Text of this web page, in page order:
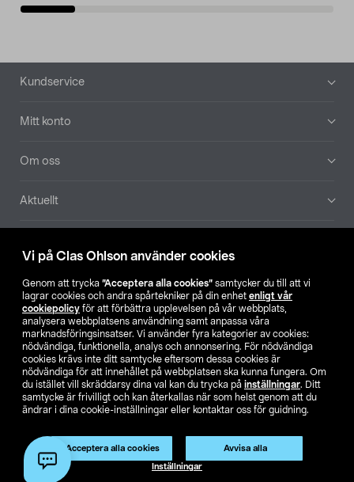
Vi på Clas Ohlson använder cookies
Genom att trycka ”Acceptera alla cookies” samtycker du till att vi
lagrar cookies och andra spårtekniker på din enhet enligt vår
cookiepolicy för att förbättra upplevelsen på vår webbplats,
analysera webbplatsens användning samt anpassa våra
marknadsföringsinsatser. Vi använder fyra kategorier av cookies:
nödvändiga, funktionella, analys och annonsering. För nödvändiga
cookies krävs inte ditt samtycke eftersom dessa cookies är
nödvändiga för att innehållet på webbplatsen ska kunna fungera. Om
du istället vill skräddarsy dina val kan du trycka på inställningar. Ditt
samtycke är frivilligt och kan återkallas när som helst genom att du
ändrar i dina cookie-inställningar eller kontaktar oss för guidning.
Acceptera alla cookies Avvisa alla
Inställningar
Produkten har utgått
Artikelnr: 56-2050
Sidfot
Kundservice
Mitt konto
Om oss
Aktuellt
Hitta butik
SE NO FI
Ändra till priser exklusive moms